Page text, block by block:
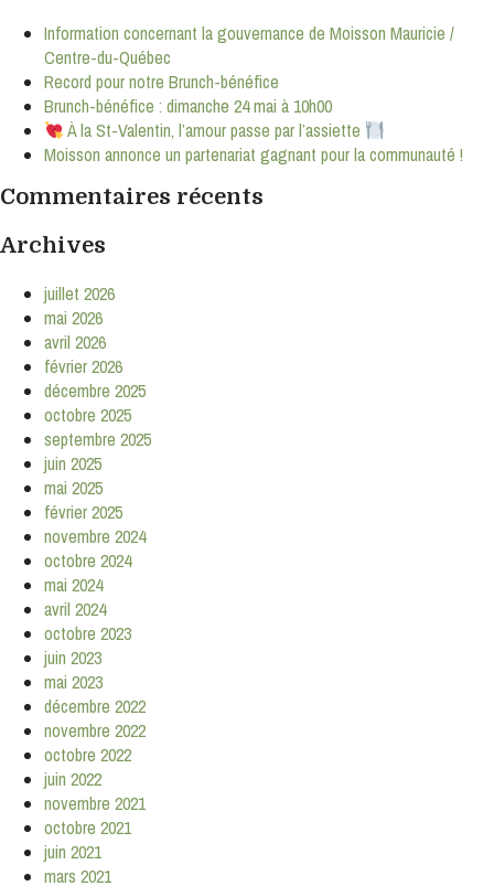
Information concernant la gouvernance de Moisson Mauricie /
Centre-du-Québec
Record pour notre Brunch-bénéfice
Brunch-bénéfice : dimanche 24 mai à 10h00
À la St-Valentin, l’amour passe par l’assiette
Moisson annonce un partenariat gagnant pour la communauté !
Commentaires récents
Archives
juillet 2026
mai 2026
avril 2026
février 2026
décembre 2025
octobre 2025
septembre 2025
juin 2025
mai 2025
février 2025
novembre 2024
octobre 2024
mai 2024
avril 2024
octobre 2023
juin 2023
mai 2023
décembre 2022
novembre 2022
octobre 2022
juin 2022
novembre 2021
octobre 2021
juin 2021
mars 2021